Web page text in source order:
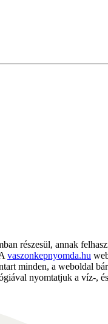
részesül, annak
vaszonkepnyomda.hu
minden, a weboldal
nyomtatjuk a víz-,